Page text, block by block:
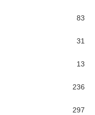
83
31
13
236
297